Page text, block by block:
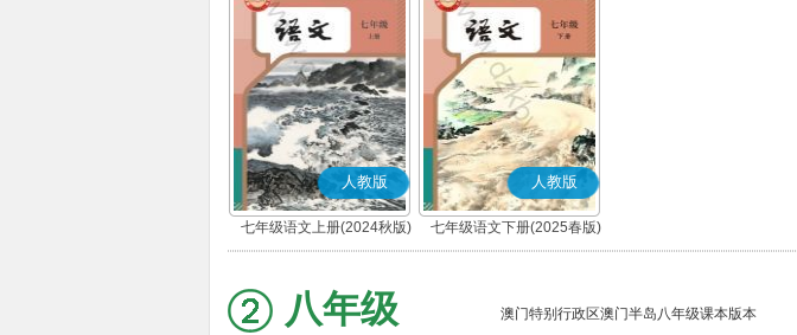
人教版
七年级语文上册(2024秋版)
(部编版)
人教版
七年级语文下册(2025春版)
(部编版)
八年级 澳门特别行政区澳门半岛八年级课本版本